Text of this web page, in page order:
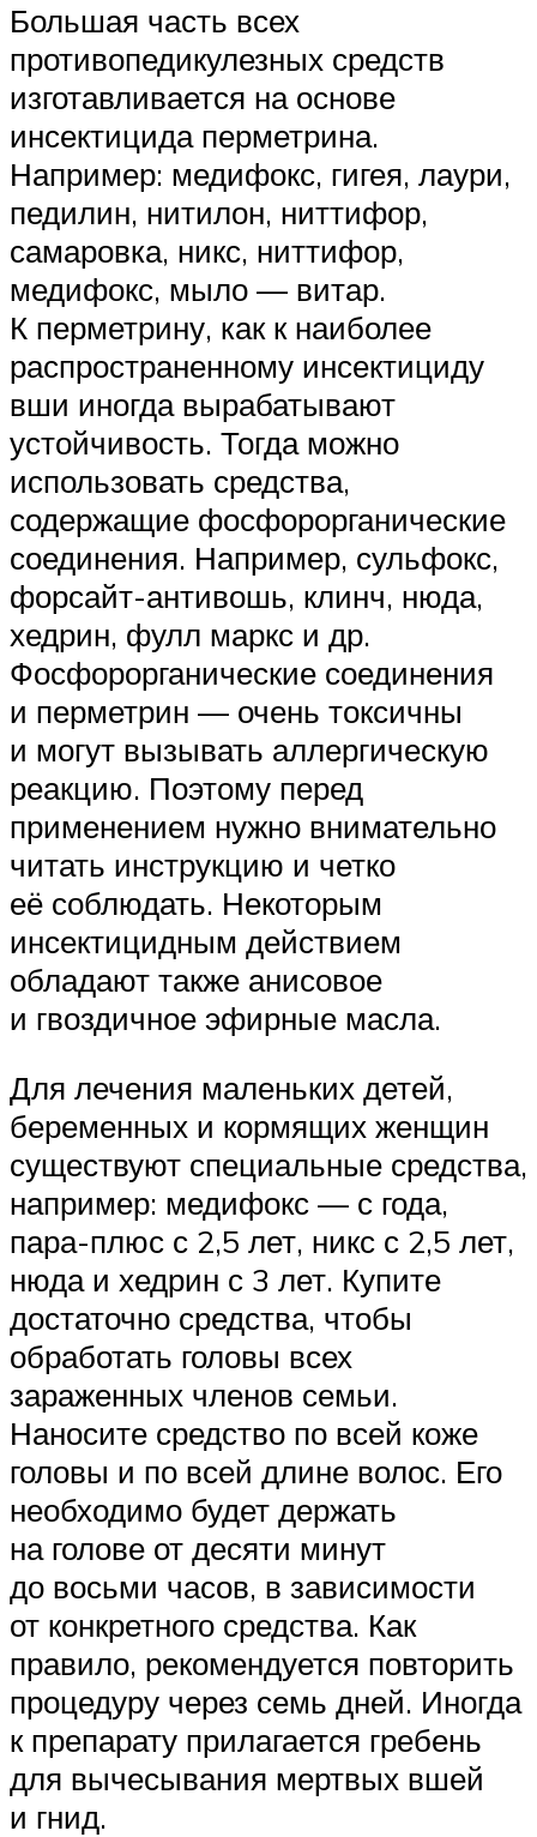
Большая часть всех
противопедикулезных средств
изготавливается на основе
инсектицида перметрина.
Например: медифокс, гигея, лаури,
педилин, нитилон, ниттифор,
самаровка, никс, ниттифор,
медифокс, мыло — витар.
К перметрину, как к наиболее
распространенному инсектициду
вши иногда вырабатывают
устойчивость. Тогда можно
использовать средства,
содержащие фосфорорганические
соединения. Например, сульфокс,
форсайт-антивошь, клинч, нюда,
хедрин, фулл маркс и др.
Фосфорорганические соединения
и перметрин — очень токсичны
и могут вызывать аллергическую
реакцию. Поэтому перед
применением нужно внимательно
читать инструкцию и четко
её соблюдать. Некоторым
инсектицидным действием
обладают также анисовое
и гвоздичное эфирные масла.
Для лечения маленьких детей,
беременных и кормящих женщин
существуют специальные средства,
например: медифокс — с года,
пара-плюс с 2,5 лет, никс с 2,5 лет,
нюда и хедрин с 3 лет. Купите
достаточно средства, чтобы
обработать головы всех
зараженных членов семьи.
Наносите средство по всей коже
головы и по всей длине волос. Его
необходимо будет держать
на голове от десяти минут
до восьми часов, в зависимости
от конкретного средства. Как
правило, рекомендуется повторить
процедуру через семь дней. Иногда
к препарату прилагается гребень
для вычесывания мертвых вшей
и гнид.